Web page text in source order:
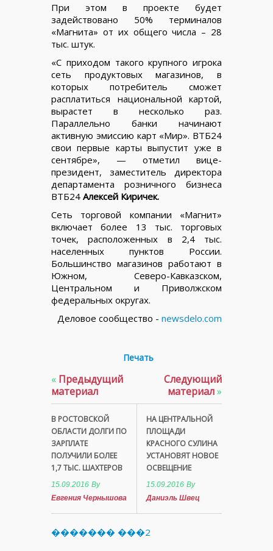
При этом в проекте будет
задействовано 50% терминалов
«Магнита» от их общего числа – 28
тыс. штук.
«С приходом такого крупного игрока
сеть продуктовых магазинов, в
которых потребитель сможет
расплатиться национальной картой,
вырастет в несколько раз.
Параллельно банки начинают
активную эмиссию карт «Мир». ВТБ24
свои первые карты выпустит уже в
сентябре», — отметил вице-
президент, заместитель директора
департамента розничного бизнеса
ВТБ24 Алексей Киричек.
Сеть торговой компании «Магнит»
включает более 13 тыс. торговых
точек, расположенных в 2,4 тыс.
населенных пунктов России.
Большинство магазинов работают в
Южном, Северо-Кавказском,
Центральном и Приволжском
федеральных округах.
Деловое сообщество - newsdelo.com
Печать
« Предыдущий
материал
В РОСТОВСКОЙ
ОБЛАСТИ ДОЛГИ ПО
ЗАРПЛАТЕ
ПОЛУЧИЛИ БОЛЕЕ
1,7 ТЫС. ШАХТЕРОВ
15.09.2016 By
Евгения Чернышова
Следующий
материал»
НА ЦЕНТРАЛЬНОЙ
ПЛОЩАДИ
КРАСНОГО СУЛИНА
УСТАНОВЯТ НОВОЕ
ОСВЕЩЕНИЕ
15.09.2016 By
Даниэль Швец
������� ���2